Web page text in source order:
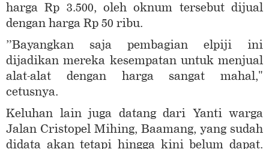
harga Rp 3.500, oleh oknum tersebut dijual
dengan harga Rp 50 ribu.
”Bayangkan saja pembagian elpiji ini
dijadikan mereka kesempatan untuk menjual
alat-alat dengan harga sangat mahal,"
cetusnya.
Keluhan lain juga datang dari Yanti warga
Jalan Cristopel Mihing, Baamang, yang sudah
didata akan tetapi hingga kini belum dapat.